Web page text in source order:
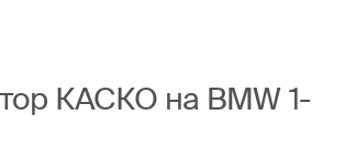
КАСКО на BMW 1-